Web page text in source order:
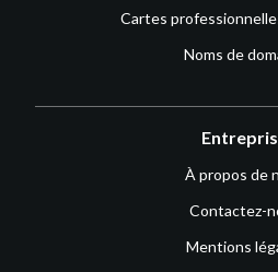
Cartes
Noms de
À propos de
Contactez-
Mentions